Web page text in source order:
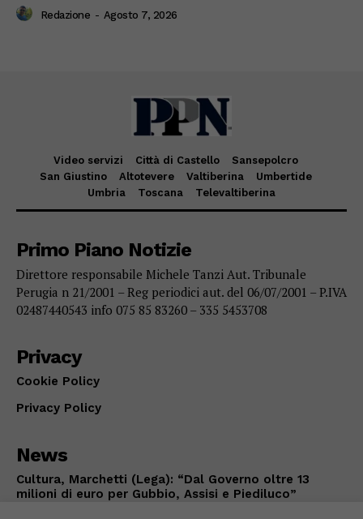
Redazione - Agosto 7, 2026
Video servizi Città di Castello
Sansepolcro
San Giustino
Altotevere Valtiberina
Umbertide
Umbria
Toscana Televaltiberina
Primo Piano Notizie
Direttore responsabile Michele Tanzi Aut. Tribunale
Perugia n 21/2001 – Reg periodici aut. del 06/07/2001 – P.IVA
02487440543 info 075 85 83260 – 335 5453708
Privacy
Cookie Policy
Privacy Policy
News
Cultura, Marchetti (Lega): “Dal Governo oltre 13
milioni di euro per Gubbio, Assisi e Piediluco”